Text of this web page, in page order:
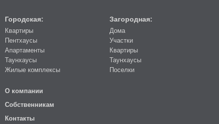
Городская:
Квартиры
Пентхаусы
Апартаменты
Таунхаусы
Жилые комплексы
Загородная:
Дома
Участки
Квартиры
Таунхаусы
Поселки
О компании
Собственникам
Контакты